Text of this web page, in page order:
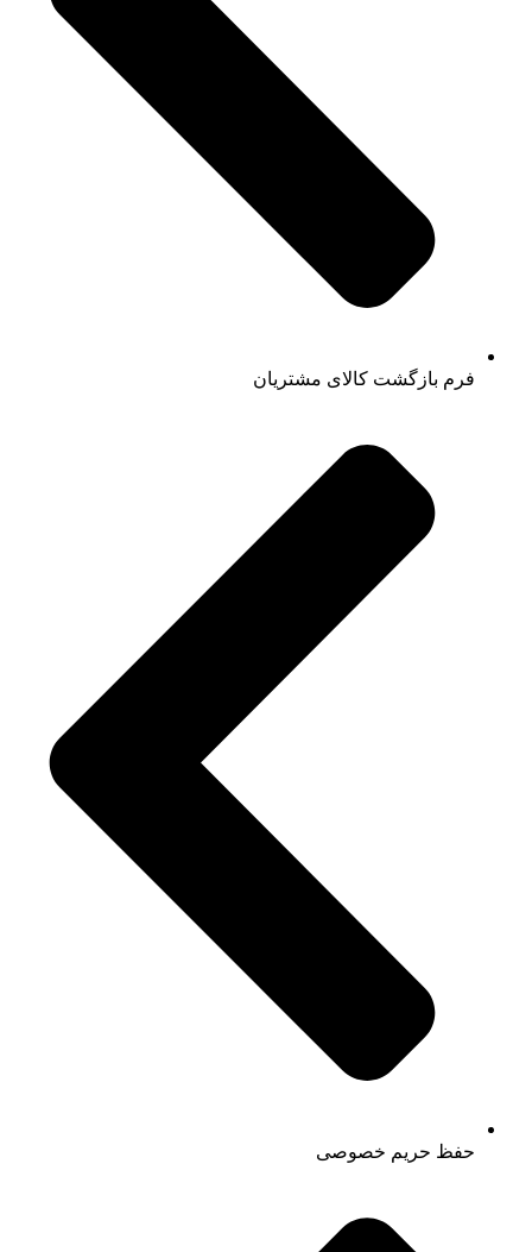
فرم بازگشت کالای مشتریان
حفظ حریم خصوصی